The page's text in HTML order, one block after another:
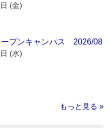
(金)
プンキャンパス 2026/08
(水)
もっと見る »